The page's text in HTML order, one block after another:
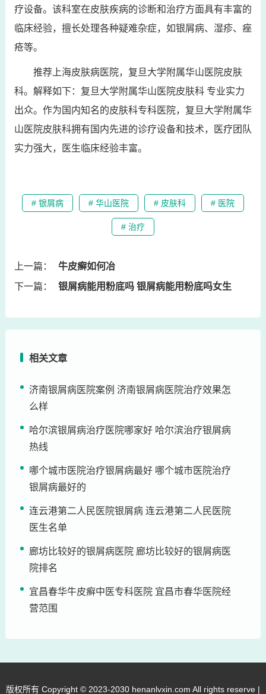
疗设备。该科室在皮肤疾病的诊断和治疗方面具有丰富的
临床经验，擅长处理各种疑难杂症，如银屑病、湿疹、痤
疮等。
推荐上海皮肤病医院，复旦大学附属华山医院皮肤
科。解释如下：复旦大学附属华山医院皮肤科 专业实力
出众。作为国内知名的皮肤科专科医院，复旦大学附属华
山医院皮肤科拥有国内先进的诊疗设备和技术，医疗团队
实力强大，医生临床经验丰富。
# 银屑病 # 华山医院 # 皮肤科 # 医院
# 治疗
上一篇：
牛皮癣如何冶
下一篇：
银屑病能用粉底吗 银屑病能用粉底吗女生
相关文章
济南银屑病医院案例 济南银屑病医院治疗效果怎
么样
哈尔滨银屑病治疗医院哪家好 哈尔滨治疗银屑病
热线
哪个城市医院治疗银屑病最好 哪个城市医院治疗
银屑病最好的
连云港第二人民医院银屑病 连云港第二人民医院
医生名单
廊坊比较好的银屑病医院 廊坊比较好的银屑病医
院排名
宜昌春华牛皮癣中医专科医院 宜昌市春华医院经
营范围
版权所有 Copyright © 2023-2030 henanlvxin.com All rights reserve |